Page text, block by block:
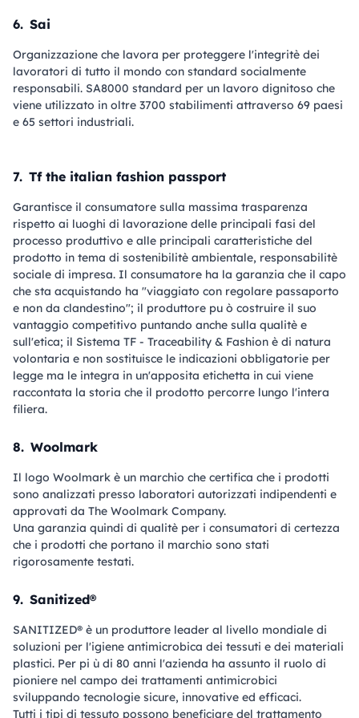
6. Sai
Organizzazione che lavora per proteggere l'integritè dei
lavoratori di tutto il mondo con standard socialmente
responsabili. SA8000 standard per un lavoro dignitoso che
viene utilizzato in oltre 3700 stabilimenti attraverso 69 paesi
e 65 settori industriali.
7. Tf the italian fashion passport
Garantisce il consumatore sulla massima trasparenza
rispetto ai luoghi di lavorazione delle principali fasi del
processo produttivo e alle principali caratteristiche del
prodotto in tema di sostenibilitè ambientale, responsabilitè
sociale di impresa. Il consumatore ha la garanzia che il capo
che sta acquistando ha "viaggiato con regolare passaporto
e non da clandestino"; il produttore pu ò costruire il suo
vantaggio competitivo puntando anche sulla qualitè e
sull'etica; il Sistema TF - Traceability & Fashion è di natura
volontaria e non sostituisce le indicazioni obbligatorie per
legge ma le integra in un'apposita etichetta in cui viene
raccontata la storia che il prodotto percorre lungo l'intera
filiera.
8. Woolmark
Il logo Woolmark è un marchio che certifica che i prodotti
sono analizzati presso laboratori autorizzati indipendenti e
approvati da The Woolmark Company.
Una garanzia quindi di qualitè per i consumatori di certezza
che i prodotti che portano il marchio sono stati
rigorosamente testati.
9. Sanitized®
SANITIZED® è un produttore leader al livello mondiale di
soluzioni per l'igiene antimicrobica dei tessuti e dei materiali
plastici. Per pi ù di 80 anni l'azienda ha assunto il ruolo di
pioniere nel campo dei trattamenti antimicrobici
sviluppando tecnologie sicure, innovative ed efficaci.
Tutti i tipi di tessuto possono beneficiare del trattamento